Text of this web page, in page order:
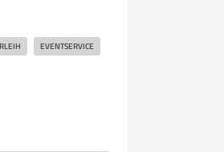
EVENTSERVICE